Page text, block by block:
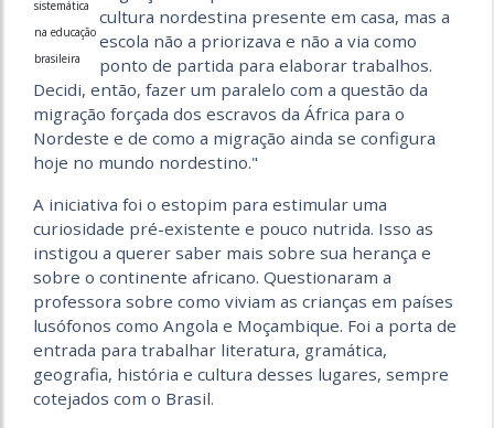
sistemática
na educação
brasileira
cultura nordestina presente em casa, mas a
escola não a priorizava e não a via como
ponto de partida para elaborar trabalhos.
Decidi, então, fazer um paralelo com a questão da
migração forçada dos escravos da África para o
Nordeste e de como a migração ainda se configura
hoje no mundo nordestino."
A iniciativa foi o estopim para estimular uma
curiosidade pré-existente e pouco nutrida. Isso as
instigou a querer saber mais sobre sua herança e
sobre o continente africano. Questionaram a
professora sobre como viviam as crianças em países
lusófonos como Angola e Moçambique. Foi a porta de
entrada para trabalhar literatura, gramática,
geografia, história e cultura desses lugares, sempre
cotejados com o Brasil.